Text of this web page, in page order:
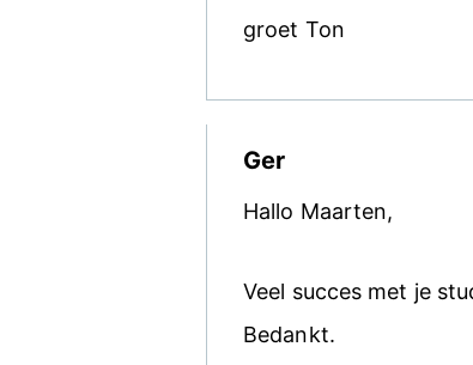
groet Ton
Ger
Hallo Maarten,
Veel succes met je
Bedankt.